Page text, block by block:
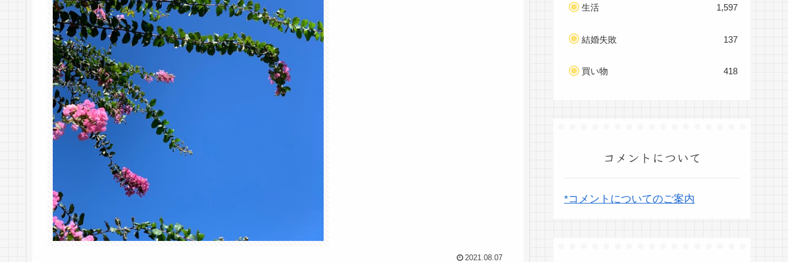
2021.08.07
生活 1,597
結婚失敗 137
買い物 418
コメントについて
*コメントについてのご案内